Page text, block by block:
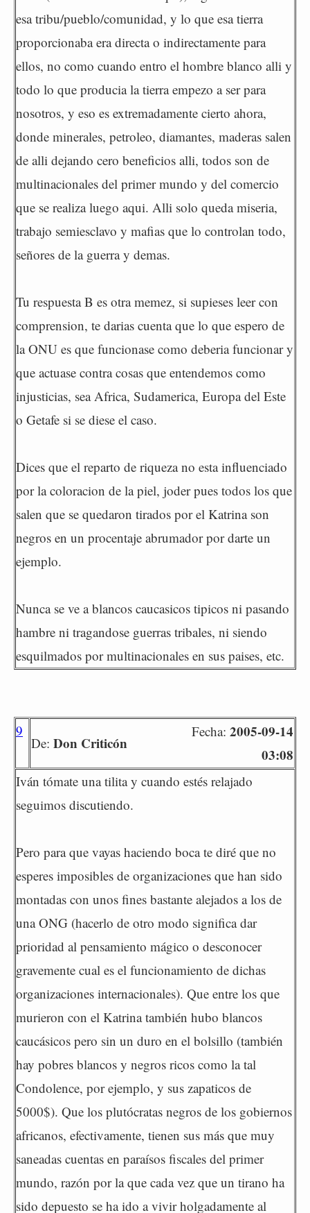
esa tribu/pueblo/comunidad, y lo que esa tierra
proporcionaba era directa o indirectamente para
ellos, no como cuando entro el hombre blanco alli y
todo lo que producia la tierra empezo a ser para
nosotros, y eso es extremadamente cierto ahora,
donde minerales, petroleo, diamantes, maderas salen
de alli dejando cero beneficios alli, todos son de
multinacionales del primer mundo y del comercio
que se realiza luego aqui. Alli solo queda miseria,
trabajo semiesclavo y mafias que lo controlan todo,
señores de la guerra y demas.
Tu respuesta B es otra memez, si supieses leer con
comprension, te darias cuenta que lo que espero de
la ONU es que funcionase como deberia funcionar y
que actuase contra cosas que entendemos como
injusticias, sea Africa, Sudamerica, Europa del Este
o Getafe si se diese el caso.
Dices que el reparto de riqueza no esta influenciado
por la coloracion de la piel, joder pues todos los que
salen que se quedaron tirados por el Katrina son
negros en un procentaje abrumador por darte un
ejemplo.
Nunca se ve a blancos caucasicos tipicos ni pasando
hambre ni tragandose guerras tribales, ni siendo
esquilmados por multinacionales en sus paises, etc.
9
De: Don Criticón
Fecha: 2005-09-14
03:08
Iván tómate una tilita y cuando estés relajado
seguimos discutiendo.
Pero para que vayas haciendo boca te diré que no
esperes imposibles de organizaciones que han sido
montadas con unos fines bastante alejados a los de
una ONG (hacerlo de otro modo significa dar
prioridad al pensamiento mágico o desconocer
gravemente cual es el funcionamiento de dichas
organizaciones internacionales). Que entre los que
murieron con el Katrina también hubo blancos
caucásicos pero sin un duro en el bolsillo (también
hay pobres blancos y negros ricos como la tal
Condolence, por ejemplo, y sus zapaticos de
5000$). Que los plutócratas negros de los gobiernos
africanos, efectivamente, tienen sus más que muy
saneadas cuentas en paraísos fiscales del primer
mundo, razón por la que cada vez que un tirano ha
sido depuesto se ha ido a vivir holgadamente al